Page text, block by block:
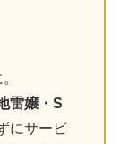
雷嬢・S
にサービ